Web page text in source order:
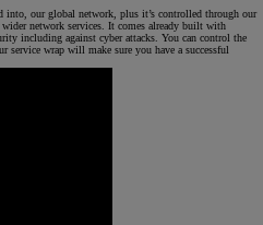
into, our global network, plus it’s controlled through our
network services. It comes already built with
including against cyber attacks. You can control the
wrap will make sure you have a successful